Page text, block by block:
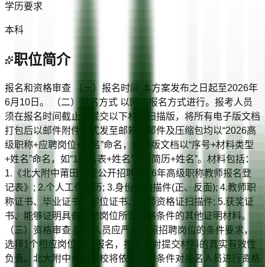
学历要求
本科
职位简介
报名和资格审查 （一）报名时间 本方案发布之日起至2026年
6月10日。 （二）报名方式 以网络报名方式进行。报考人员
须在报名时间截止前提交以下材料扫描版，将所有电子版文档
打包后以邮件附件形式发至邮箱。邮件及压缩包均以“2026高
级职称+应聘岗位+姓名”命名，电子版文档以“序号+材料类型
+姓名”命名，如“1报名表+姓名”、“2简历+姓名”。材料包括：
1.《北大附中莆田学校公开招聘2026年高级职称教师报名登
记表》; 2.个人工作简历; 3.身份证扫描件(正、反面); 4.教师职
称证书、毕业证书、学位证书、教师资格证扫描件; 5.获奖证
书、能够证明具备招聘岗位所需资格条件的其他证明材料。
（三）资格审查 报考人员应严格按照招聘岗位的条件要求，
选择1个相应岗位进行报名，报考者对提交材料的真实有效性
负责。北大附中莆田学校将依照招聘条件对报名人员进行资格